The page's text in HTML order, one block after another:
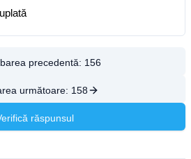
precedentă: 156
următoare: 158
răspunsul